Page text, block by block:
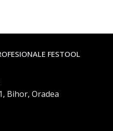
FESTOOL
Bihor, Oradea